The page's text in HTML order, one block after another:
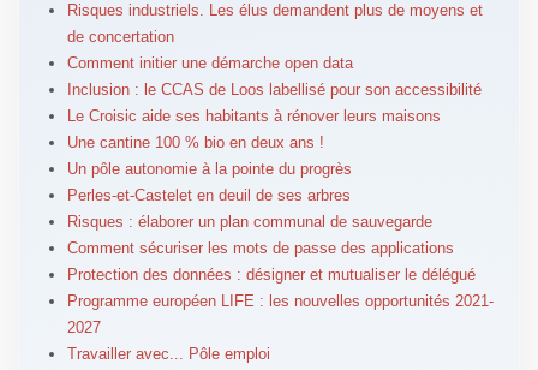
Risques industriels. Les élus demandent plus de moyens et
de concertation
Comment initier une démarche open data
Inclusion : le CCAS de Loos labellisé pour son accessibilité
Le Croisic aide ses habitants à rénover leurs maisons
Une cantine 100 % bio en deux ans !
Un pôle autonomie à la pointe du progrès
Perles-et-Castelet en deuil de ses arbres
Risques : élaborer un plan communal de sauvegarde
Comment sécuriser les mots de passe des applications
Protection des données : désigner et mutualiser le délégué
Programme européen LIFE : les nouvelles opportunités 2021-
2027
Travailler avec... Pôle emploi